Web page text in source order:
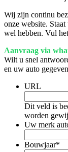
Wij zijn continu
onze website.
wel hebben. Vul
Aanvraag via
Wilt u snel
en uw auto
URL
Dit veld is
worden
Uw merk
Bouwjaar*